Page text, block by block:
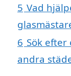
5 Vad
6 Sök
andra